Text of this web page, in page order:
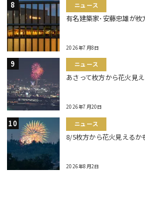
ニュース
有名建築家･安藤忠雄が枚
2026年7月8日
ニュース
あさって枚方から花火見
2026年7月20日
ニュース
8/5枚方から花火見えるか
2026年8月2日